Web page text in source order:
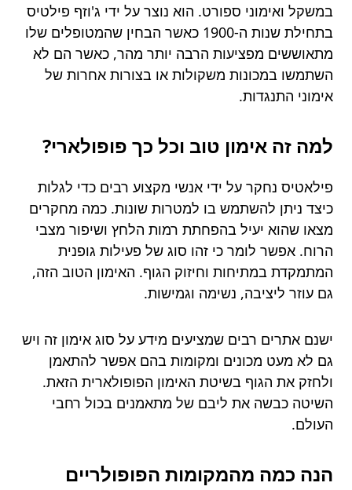
במשקל ואימוני ספורט. הוא נוצר על ידי ג'וזף פילטיס
בתחילת שנות ה-1900 כאשר הבחין שהמטופלים שלו
מתאוששים מפציעות הרבה יותר מהר, כאשר הם לא
השתמשו במכונות משקולות או בצורות אחרות של
אימוני התנגדות.
למה זה אימון טוב וכל כך פופולארי?
פילאטיס נחקר על ידי אנשי מקצוע רבים כדי לגלות
כיצד ניתן להשתמש בו למטרות שונות. כמה מחקרים
מצאו שהוא יעיל בהפחתת רמות הלחץ ושיפור מצבי
הרוח. אפשר לומר כי זהו סוג של פעילות גופנית
המתמקדת במתיחות וחיזוק הגוף. האימון הטוב הזה,
גם עוזר ליציבה, נשימה וגמישות.
ישנם אתרים רבים שמציעים מידע על סוג אימון זה ויש
גם לא מעט מכונים ומקומות בהם אפשר להתאמן
ולחזק את הגוף בשיטת האימון הפופולארית הזאת.
השיטה כבשה את ליבם של מתאמנים בכול רחבי
העולם.
הנה כמה מהמקומות הפופולריים